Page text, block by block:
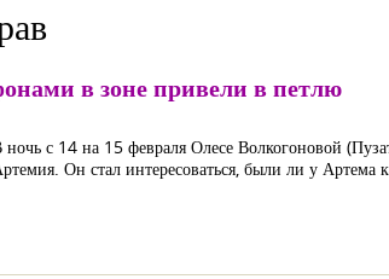
в зоне привели в петлю
ночь с 14 на 15 февраля Олесе Волкогоновой
Он стал интересоваться, были ли у